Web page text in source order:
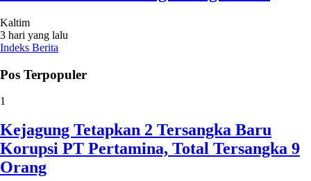
Kaltim
3 hari yang lalu
Indeks Berita
Pos Terpopuler
1
Kejagung Tetapkan 2 Tersangka Baru
Korupsi PT Pertamina, Total Tersangka 9
Orang